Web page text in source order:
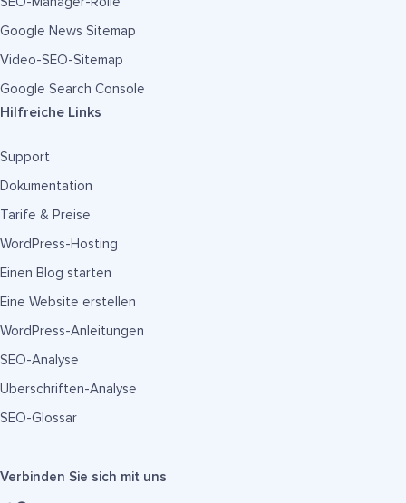
Google News Sitemap
Video-SEO-Sitemap
Google Search Console
Hilfreiche Links
Support
Dokumentation
Tarife & Preise
WordPress-Hosting
Einen Blog starten
Eine Website erstellen
WordPress-Anleitungen
SEO-Analyse
Überschriften-Analyse
SEO-Glossar
Verbinden Sie sich mit uns